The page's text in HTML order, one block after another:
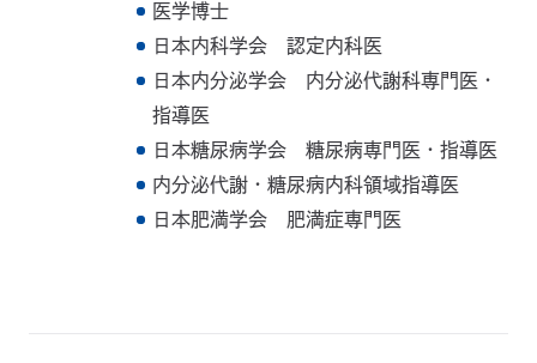
医学博士
日本内科学会 認定内科医
日本内分泌学会 内分泌代謝科専門医・
指導医
日本糖尿病学会 糖尿病専門医・指導医
内分泌代謝・糖尿病内科領域指導医
日本肥満学会 肥満症専門医